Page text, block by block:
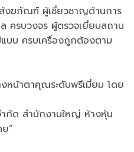
งฆภัณฑ์ ผู้เชี่ยวชาญด้านการ
ครบวงจร ผู้ตรวจเยี่ยมสถาน
บบ ครบเครื่องถูกต้องตาม
งหน้าตาคุณระดับพรีเมี่ยม โดย
กัด สำนักงานใหญ่ ห้างหุ้น
”